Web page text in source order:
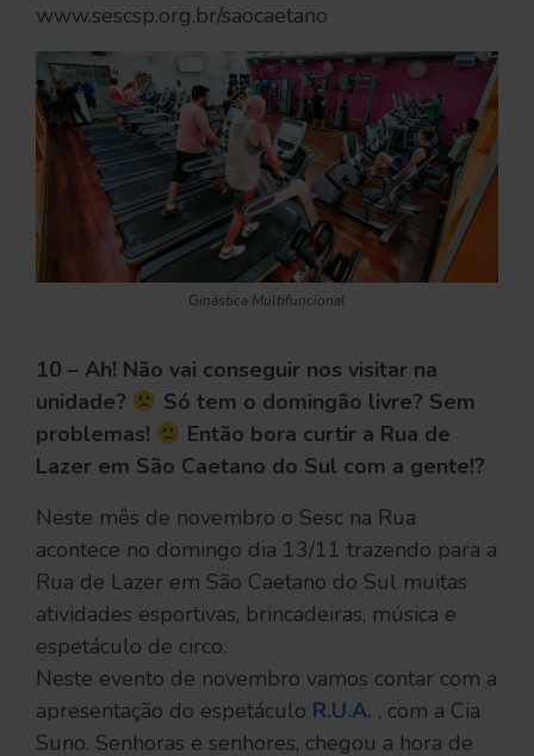
www.sescsp.org.br/saocaetano
Ginástica Multifuncional
10 – Ah! Não vai conseguir nos visitar na
unidade?
Só tem o domingão livre? Sem
problemas!
Então bora curtir a Rua de
Lazer em São Caetano do Sul com a gente!?
Neste mês de novembro o Sesc na Rua
acontece no domingo dia 13/11 trazendo para a
Rua de Lazer em São Caetano do Sul muitas
atividades esportivas, brincadeiras, música e
espetáculo de circo.
Neste evento de novembro vamos contar com a
apresentação do espetáculo R.U.A. , com a Cia
Suno. Senhoras e senhores, chegou a hora de